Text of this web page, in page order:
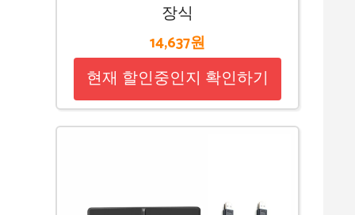
장식
14,637원
현재 할인중인지 확인하기